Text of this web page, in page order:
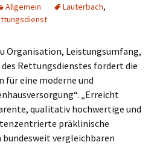
Allgemein Lauterbach,
Organisation, Leistungsumfang,
Rettungsdienstes fordert die
für eine moderne und
„Erreicht
qualitativ hochwertige und
präklinische
vergleichbaren